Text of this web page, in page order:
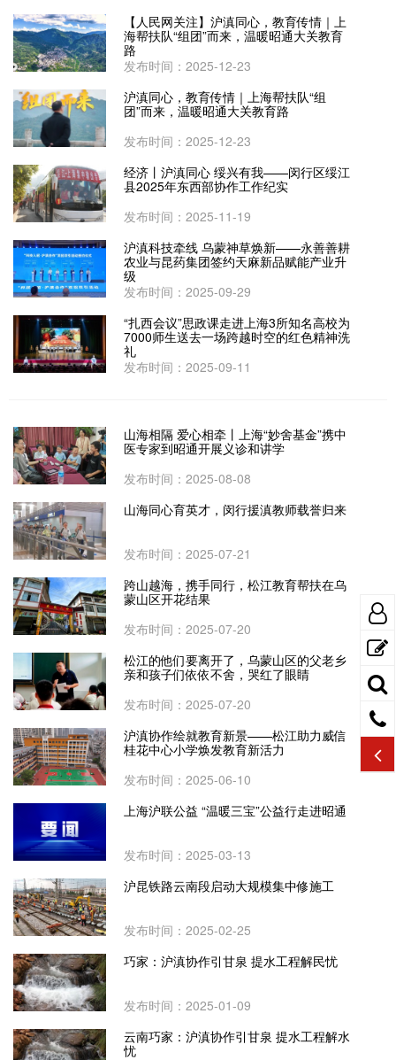
【人民网关注】沪滇同心，教育传情｜上
海帮扶队“组团”而来，温暖昭通大关教育
路
发布时间：2025-12-23
沪滇同心，教育传情｜上海帮扶队“组
团”而来，温暖昭通大关教育路
发布时间：2025-12-23
经济丨沪滇同心 绥兴有我——闵行区绥江
县2025年东西部协作工作纪实
发布时间：2025-11-19
沪滇科技牵线 乌蒙神草焕新——永善善耕
农业与昆药集团签约天麻新品赋能产业升
级
发布时间：2025-09-29
“扎西会议”思政课走进上海3所知名高校为
7000师生送去一场跨越时空的红色精神洗
礼
发布时间：2025-09-11
山海相隔 爱心相牵丨上海“妙舍基金”携中
医专家到昭通开展义诊和讲学
发布时间：2025-08-08
山海同心育英才，闵行援滇教师载誉归来
发布时间：2025-07-21
跨山越海，携手同行，松江教育帮扶在乌
蒙山区开花结果
发布时间：2025-07-20
松江的他们要离开了，乌蒙山区的父老乡
亲和孩子们依依不舍，哭红了眼睛
发布时间：2025-07-20
沪滇协作绘就教育新景——松江助力威信
桂花中心小学焕发教育新活力
发布时间：2025-06-10
上海沪联公益 “温暖三宝”公益行走进昭通
发布时间：2025-03-13
沪昆铁路云南段启动大规模集中修施工
发布时间：2025-02-25
巧家：沪滇协作引甘泉 提水工程解民忧
发布时间：2025-01-09
云南巧家：沪滇协作引甘泉 提水工程解水
忧